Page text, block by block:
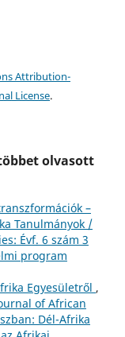
Attribution-
License.
olvasott
–
Tanulmányok /
Évf. 6 szám 3
program
Egyesületről ,
of African
Dél-Afrika